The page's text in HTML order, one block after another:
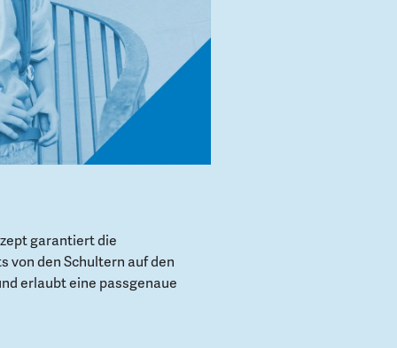
garantiert die
von den Schultern auf den
erlaubt eine passgenaue